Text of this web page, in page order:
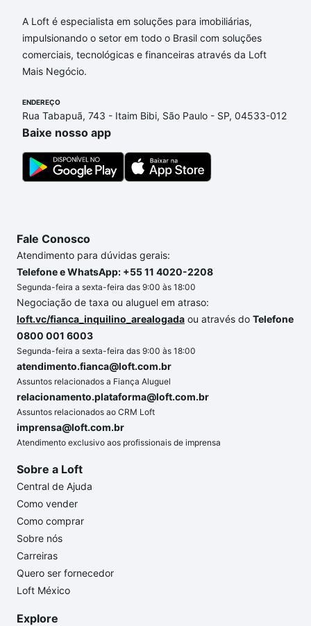
Apartamentos com 4 suites à venda em Jardim
Maria Eugênia, Campinas, SP que custam a partir de
R$ 0 e com nossas opções de financiamento
imobiliário as parcelas podem se adequar ao seu
envolvidos no processo de compra, veja em nosso
portal quanto custa comprar um apartamento e
conte com a gente para comprar o imóvel dos seus
sonhos com segurança e conforto. Loft, com você
até as chaves.
A Loft é especialista em soluções para imobiliárias,
impulsionando o setor em todo o Brasil com soluções
comerciais, tecnológicas e financeiras através da Loft
Mais Negócio.
ENDEREÇO
Rua Tabapuã, 743 - Itaim Bibi, São Paulo - SP, 04533-012
Baixe nosso app
Fale Conosco
Atendimento para dúvidas gerais:
Telefone e WhatsApp: +55 11 4020-2208
Segunda-feira a sexta-feira das 9:00 às 18:00
Negociação de taxa ou aluguel em atraso:
loft.vc/fianca_inquilino_arealogada ou através do Telefone
0800 001 6003
Segunda-feira a sexta-feira das 9:00 às 18:00
atendimento.fianca@loft.com.br
Assuntos relacionados a Fiança Aluguel
relacionamento.plataforma@loft.com.br
Assuntos relacionados ao CRM Loft
imprensa@loft.com.br
Atendimento exclusivo aos profissionais de imprensa
Sobre a Loft
Central de Ajuda
Como vender
Como comprar
Sobre nós
Carreiras
Quero ser fornecedor
Loft México
Explore